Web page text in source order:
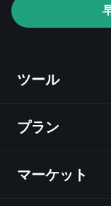
AI
リオ
ツール
ディスカバー
チャート
プラン
マーケット